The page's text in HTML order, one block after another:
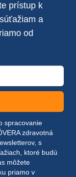
prístup k
a
od
spracovanie
zdravotná
s
ktoré budú
môžete
priamo v